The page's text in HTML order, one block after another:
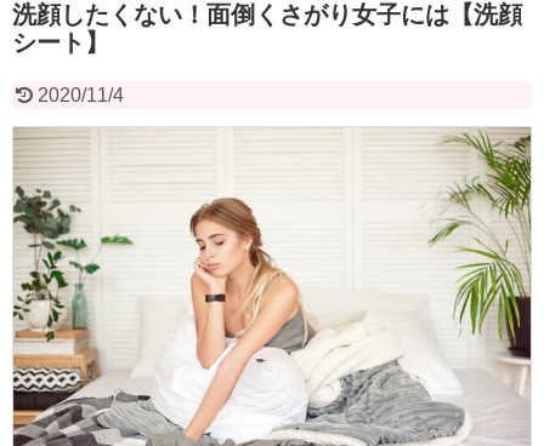
洗顔したくない！面倒くさがり女子には【洗顔
シート】
2020/11/4